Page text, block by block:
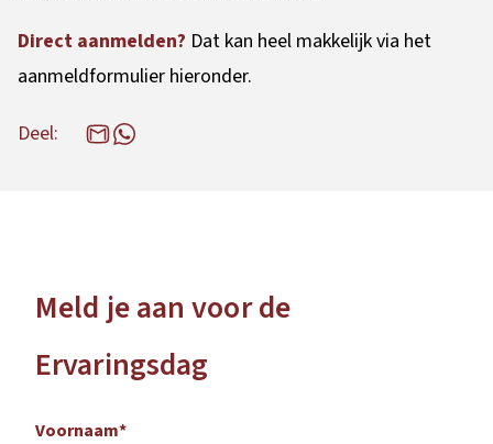
Direct aanmelden? Dat kan heel makkelijk via het
aanmeldformulier hieronder.
Deel:
Meld je aan voor de
Ervaringsdag
Voornaam*